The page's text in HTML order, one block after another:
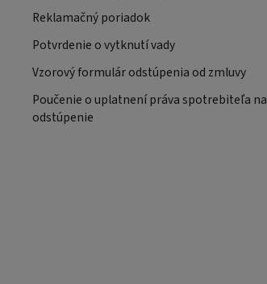
Reklamačný poriadok
Potvrdenie o vytknutí vady
Vzorový formulár odstúpenia od zmluvy
Poučenie o uplatnení práva spotrebiteľa na
odstúpenie